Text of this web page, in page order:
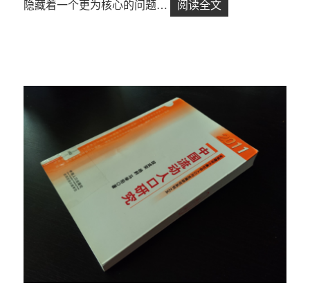
隐藏着一个更为核心的问题…
阅读全文